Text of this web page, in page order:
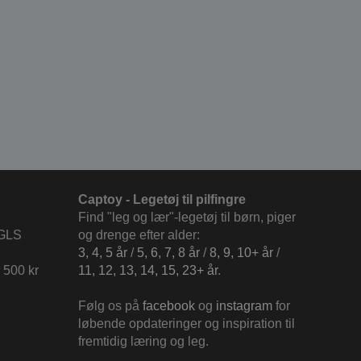
500 kr
Captoy - Legetøj til pilfingre
Find "leg og lær"-legetøj til børn, piger
og drenge efter alder:
3, 4, 5 år / 5, 6, 7, 8 år /8, 9, 10+ år /
11, 12, 13, 14, 15, 23+ år.
Følg os på facebook og instagram for
løbende opdateringer og inspiration til
fremtidig læring og leg.